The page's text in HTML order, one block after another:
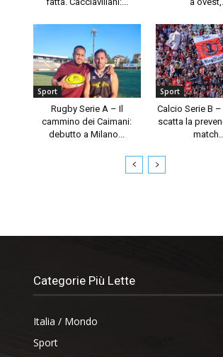
Sport
Rugby Serie A – Il
cammino dei Caimani:
debutto a Milano...
Sport
Calcio Serie B –
scatta la
match...
Categorie Più Lette
Italia / Mondo
Sport